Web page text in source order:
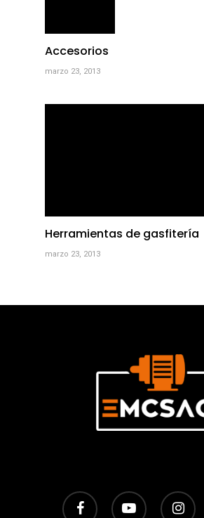
Accesorios
marzo 23, 2013
Herramientas de gasfitería
marzo 23, 2013
facebook youtube instagram